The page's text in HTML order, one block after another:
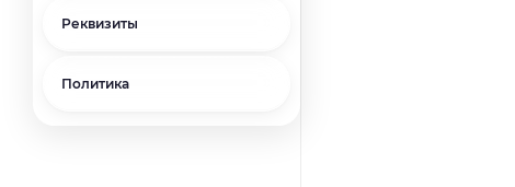
Реквизиты
Политика